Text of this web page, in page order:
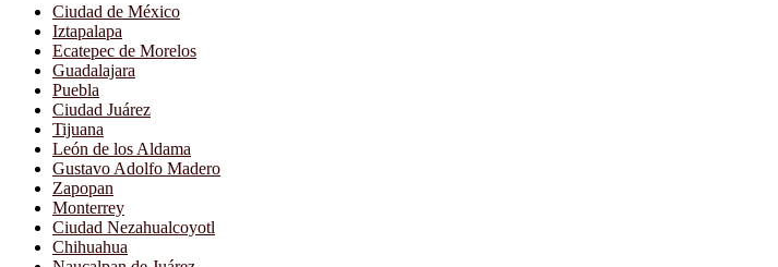
Ciudad de México
Iztapalapa
Ecatepec de Morelos
Guadalajara
Puebla
Ciudad Juárez
Tijuana
León de los Aldama
Gustavo Adolfo Madero
Zapopan
Monterrey
Ciudad Nezahualcoyotl
Chihuahua